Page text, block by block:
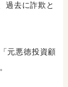
過去に詐欺と
元悪徳投資顧